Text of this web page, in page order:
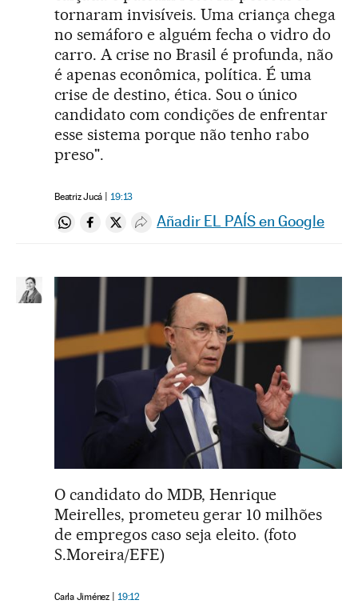
tornaram invisíveis. Uma criança chega
no semáforo e alguém fecha o vidro do
carro. A crise no Brasil é profunda, não
é apenas econômica, política. É uma
crise de destino, ética. Sou o único
candidato com condições de enfrentar
esse sistema porque não tenho rabo
preso".
Beatriz Jucá 19:13
Compartir en Whatsapp
Compartir en Facebook
Compartir en Twitter
Desplegar Redes Sociales
Añadir EL PAÍS en Google
O candidato do MDB, Henrique
Meirelles, prometeu gerar 10 milhões
de empregos caso seja eleito. (foto
S.Moreira/EFE)
Carla Jiménez 19:12